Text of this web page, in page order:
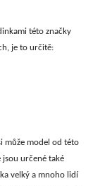
této značky
je to určitě:
může model od této
jsou určené také
velký a mnoho lidí